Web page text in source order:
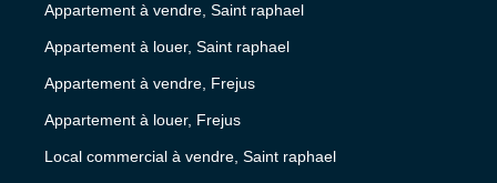
Appartement à vendre, Saint raphael
Appartement à louer, Saint raphael
Appartement à vendre, Frejus
Appartement à louer, Frejus
Local commercial à vendre, Saint raphael